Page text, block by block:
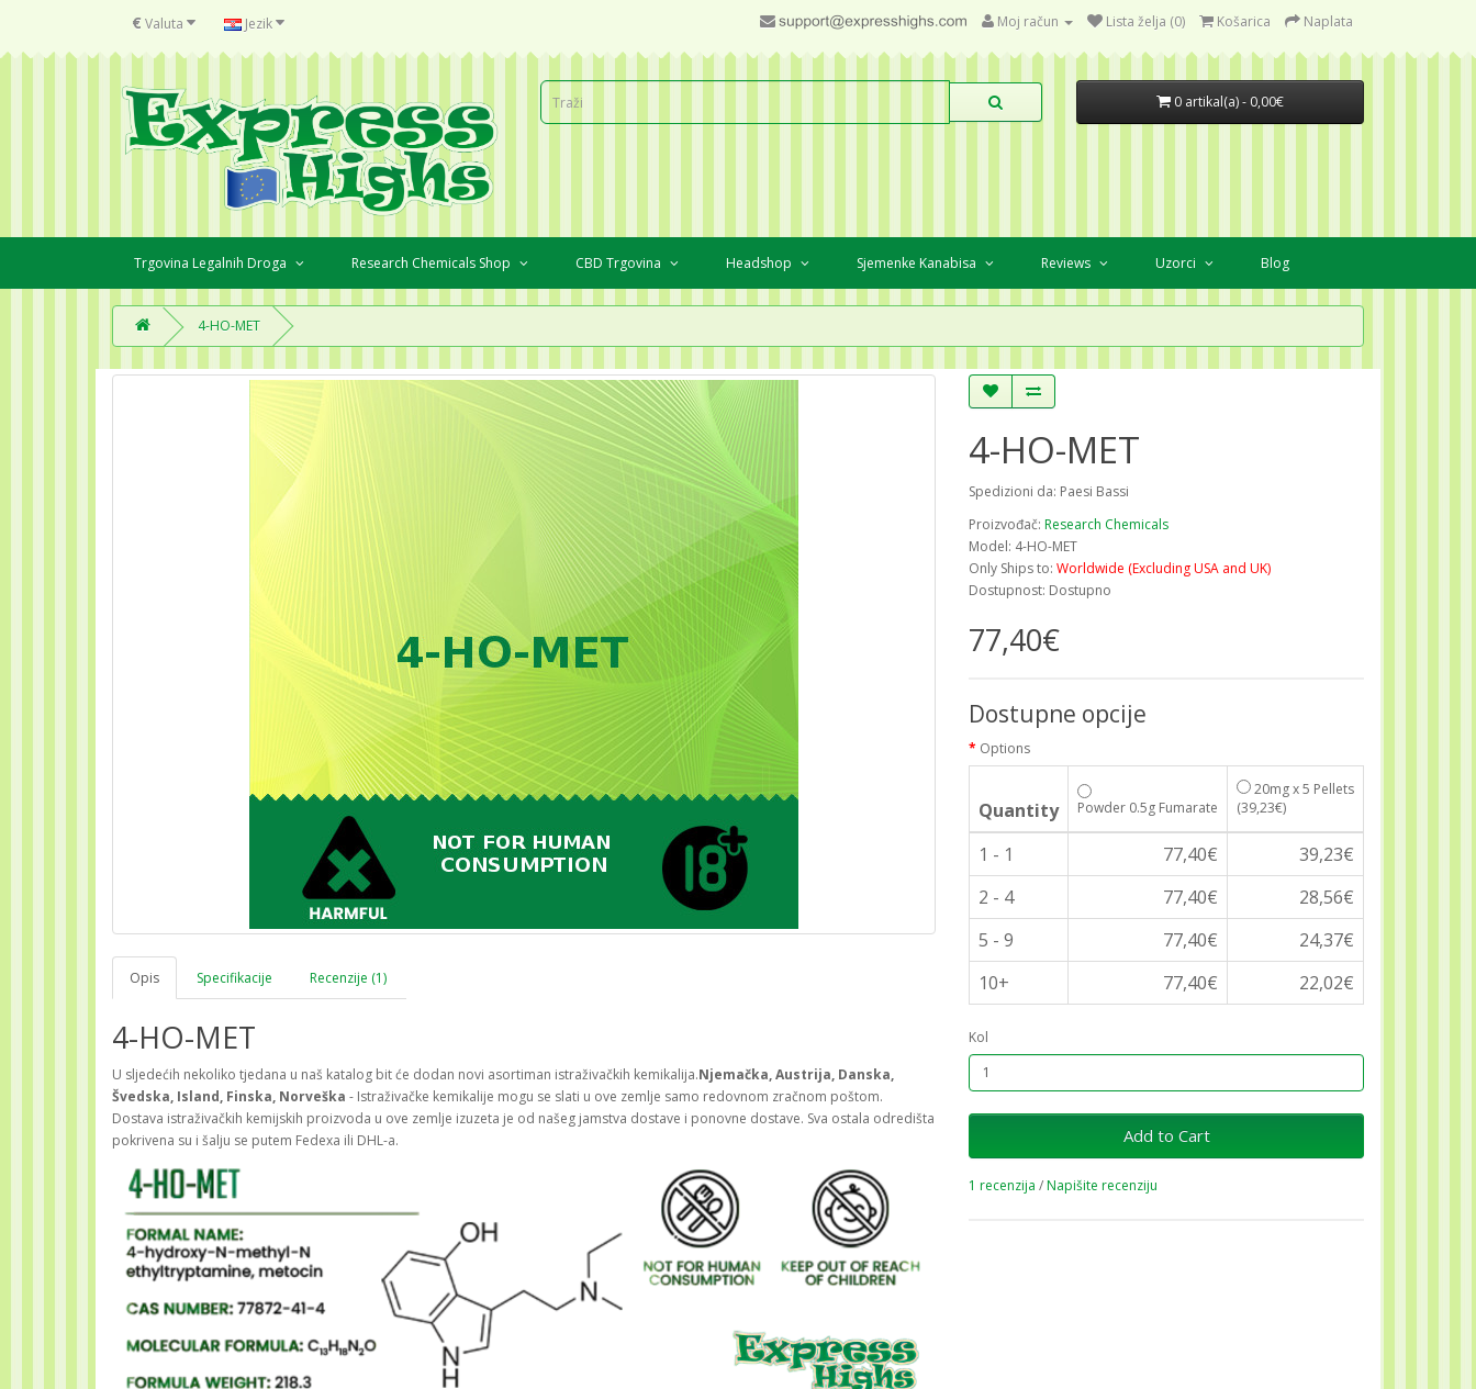
€ Valuta Jezik Moj račun Lista želja (0) Košarica Naplata
0 artikal(a) - 0,00€
Trgovina Legalnih Droga Research Chemicals Shop CBD Trgovina Headshop Sjemenke Kanabisa Reviews Uzorci Blog
4-HO-MET
Opis Specifikacije Recenzije (1)
4-HO-MET
U sljedećih nekoliko tjedana u naš katalog bit će dodan novi asortiman istraživačkih kemikalija.Njemačka, Austrija, Danska,
Švedska, Island, Finska, Norveška - Istraživačke kemikalije mogu se slati u ove zemlje samo redovnom zračnom poštom.
Dostava istraživačkih kemijskih proizvoda u ove zemlje izuzeta je od našeg jamstva dostave i ponovne dostave. Sva ostala odredišta
pokrivena su i šalju se putem Fedexa ili DHL-a.
4-HO-MET
Spedizioni da: Paesi Bassi
Proizvođač: Research Chemicals
Model: 4-HO-MET
Only Ships to: Worldwide (Excluding USA and UK)
Dostupnost: Dostupno
77,40€
Dostupne opcije
Options
Quantity Powder 0.5g Fumarate
20mg x 5 Pellets
(39,23€)
1 - 1 77,40€
39,23€
2 - 4
77,40€
28,56€
5 - 9
77,40€
24,37€
10+
77,40€ 22,02€
Kol
Add to Cart
1 recenzija /Napišite recenziju